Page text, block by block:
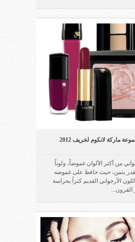
ماركة لانكوم لخريف 2012
من أكثر الألوان غموضاً، ولوناً
بثمن، حيث حافظ على غموضه
الأرجواني القديم كنزاً بحراسة